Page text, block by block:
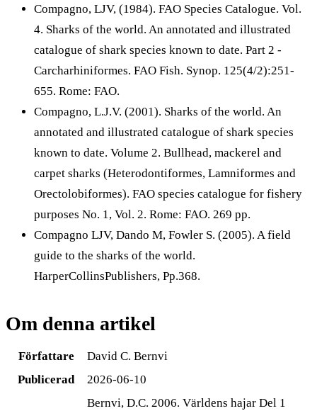
Compagno, LJV, (1984). FAO Species Catalogue. Vol.
4. Sharks of the world. An annotated and illustrated
catalogue of shark species known to date. Part 2 -
Carcharhiniformes. FAO Fish. Synop. 125(4/2):251-
655. Rome: FAO.
Compagno, L.J.V. (2001). Sharks of the world. An
annotated and illustrated catalogue of shark species
known to date. Volume 2. Bullhead, mackerel and
carpet sharks (Heterodontiformes, Lamniformes and
Orectolobiformes). FAO species catalogue for fishery
purposes No. 1, Vol. 2. Rome: FAO. 269 pp.
Compagno LJV, Dando M, Fowler S. (2005). A field
guide to the sharks of the world.
HarperCollinsPublishers, Pp.368.
Om denna artikel
Författare
David C. Bernvi
Publicerad
2026-06-10
Bernvi, D.C. 2006. Världens hajar Del 1